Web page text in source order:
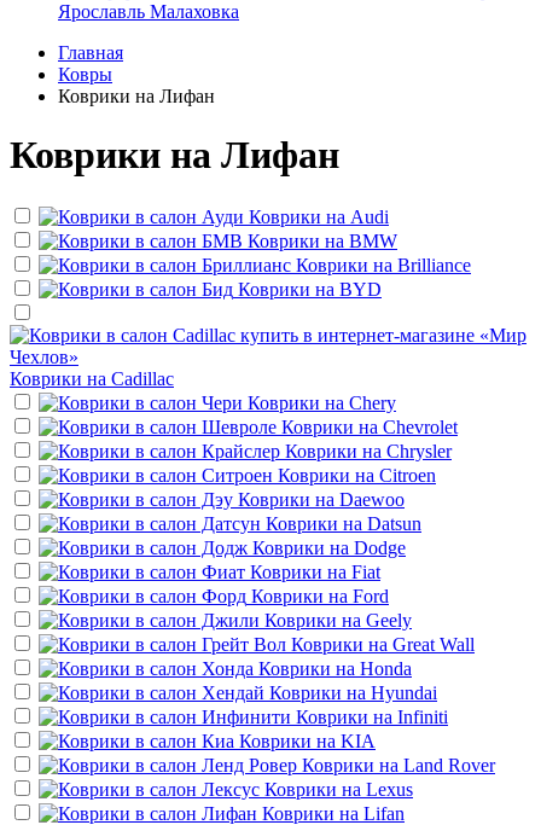
Ярославль Малаховка
Главная
Ковры
Коврики на Лифан
Коврики на Лифан
Коврики на Audi
Коврики на BMW
Коврики на Brilliance
Коврики на BYD
Коврики на Cadillac
Коврики на Chery
Коврики на Chevrolet
Коврики на Chrysler
Коврики на Citroen
Коврики на Daewoo
Коврики на Datsun
Коврики на Dodge
Коврики на Fiat
Коврики на Ford
Коврики на Geely
Коврики на Great Wall
Коврики на Honda
Коврики на Hyundai
Коврики на Infiniti
Коврики на KIA
Коврики на Land Rover
Коврики на Lexus
Коврики на Lifan